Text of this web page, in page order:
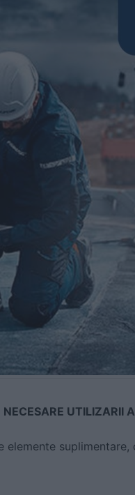
UTILIZARII